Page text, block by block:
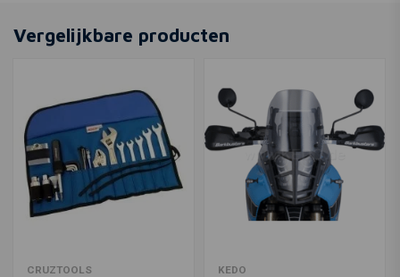
Vergelijkbare producten
CRUZTOOLS KEDO